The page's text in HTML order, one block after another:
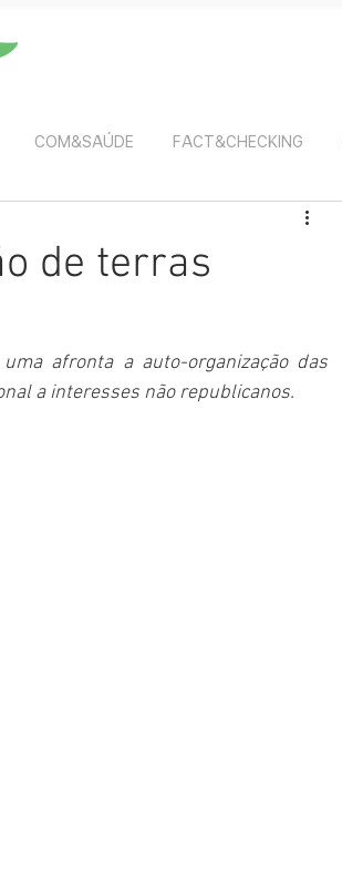
COM&SAÚDE FACT&CHECKING
de terras
afronta a auto-organização das
a interesses não republicanos.